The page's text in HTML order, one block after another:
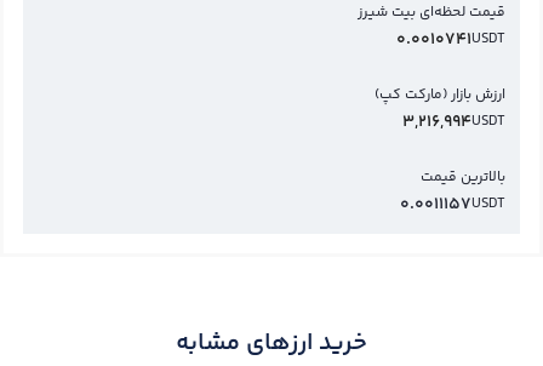
قیمت لحظه‌ای بیت شیرز
USDT
0.0010741
ارزش بازار (مارکت کپ)
USDT
3,216,994
بالاترین قیمت
USDT
0.0011157
خرید ارزهای مشابه